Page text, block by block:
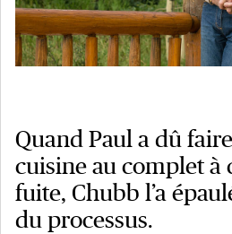
Quand Paul a dû
cuisine au complet à
fuite, Chubb l’a
du processus.